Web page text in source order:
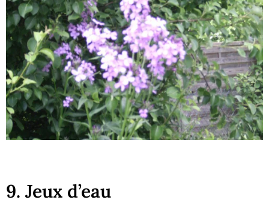
9. Jeux d’eau